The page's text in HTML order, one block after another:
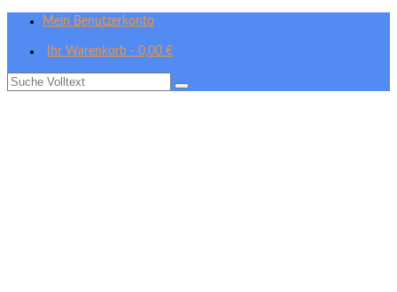
Mein Benutzerkonto
Ihr Warenkorb - 0,00 €
Suche